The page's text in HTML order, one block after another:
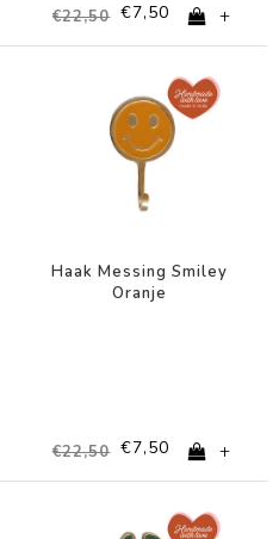
€22,50 €7,50 +
Haak Messing Smiley
Oranje
€22,50 €7,50 +